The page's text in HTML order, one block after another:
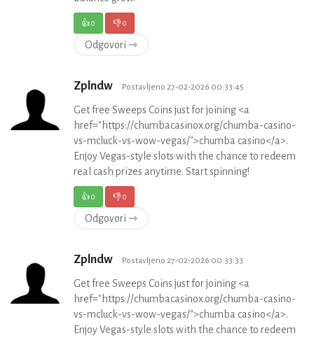
👍0 👎0
Odgovori ⇾
Zplndw Postavljeno 27-02-2026 00:33:45
Get free Sweeps Coins just for joining <a
href="https://chumbacasinox.org/chumba-casino-
vs-mcluck-vs-wow-vegas/">chumba casino</a>.
Enjoy Vegas-style slots with the chance to redeem
real cash prizes anytime. Start spinning!
👍0 👎0
Odgovori ⇾
Zplndw Postavljeno 27-02-2026 00:33:33
Get free Sweeps Coins just for joining <a
href="https://chumbacasinox.org/chumba-casino-
vs-mcluck-vs-wow-vegas/">chumba casino</a>.
Enjoy Vegas-style slots with the chance to redeem